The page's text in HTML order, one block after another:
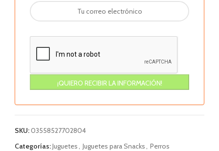
SKU:03558527702804
Categorías:Juguetes, Juguetes para Snacks, Perros